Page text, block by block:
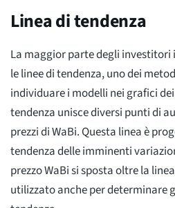
Linea di tendenza
La maggior parte degli
le linee di tendenza, uno dei
individuare i modelli nei grafici
tendenza unisce diversi punti di
prezzi di WaBi. Questa linea è
tendenza delle imminenti
prezzo WaBi si sposta oltre la
utilizzato anche per determinare